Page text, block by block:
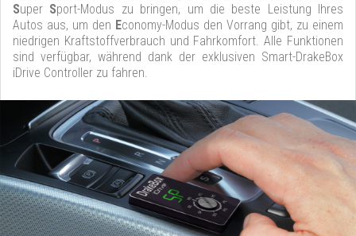
Super Sport-Modus zu bringen, um die beste Leistung Ihres
Autos aus, um den Economy-Modus den Vorrang gibt, zu einem
niedrigen Kraftstoffverbrauch und Fahrkomfort. Alle Funktionen
sind verfügbar, während dank der exklusiven Smart-DrakeBox
iDrive Controller zu fahren.